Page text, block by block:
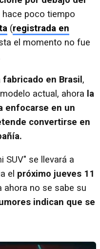
hace poco tiempo
(registrada en
el momento no fue
en Brasil,
actual, ahora la
enfocarse en un
convertirse en
SUV" se llevará a
el próximo jueves 11
ahora no se sabe su
indican que se